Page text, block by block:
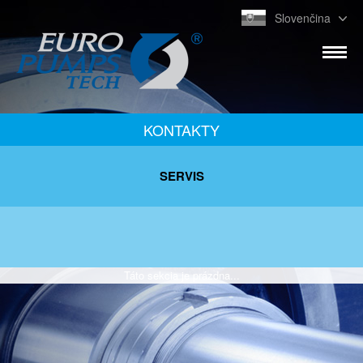
Slovenčina
KONTAKTY
SERVIS
Táto sekcia je prázdna...